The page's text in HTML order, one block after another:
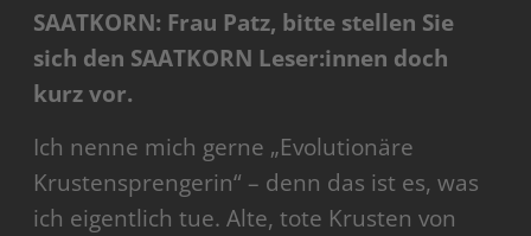
SAATKORN: Frau Patz, bitte stellen Sie
sich den SAATKORN Leser:innen doch
kurz vor.
Ich nenne mich gerne „Evolutionäre
Krustensprengerin“ – denn das ist es, was
ich eigentlich tue. Alte, tote Krusten von